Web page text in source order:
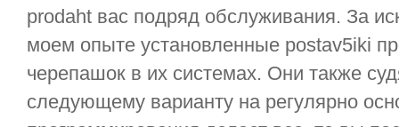
prodaht вас подряд обслуживания. За
моем опыте установленные postav5iki
черепашок в их системах. Они также
следующему варианту на регулярно